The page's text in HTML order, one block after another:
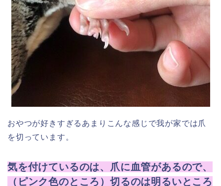
おやつが好きすぎるあまりこんな感じで我が家では爪
を切っています。
気を付けているのは、爪に血管があるので、
（ピンク色のところ）切るのは明るいところ